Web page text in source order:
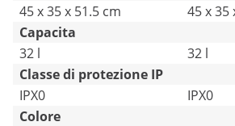
45 x 35 x 51.5 cm
45 x 35
Capacita
32 l
32 l
Classe di protezione IP
IPX0
IPX0
Colore